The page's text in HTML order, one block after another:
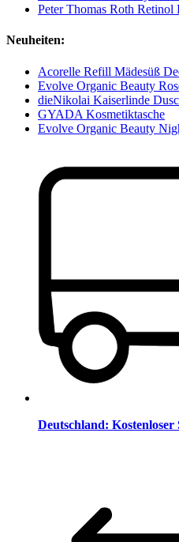
Peter Thomas Roth
Neuheiten:
Acorelle Refill Mädesüß
Evolve Organic Beauty
dieNikolai Kaiserlinde
GYADA Kosmetiktasche
Evolve Organic Beauty
Deutschland: